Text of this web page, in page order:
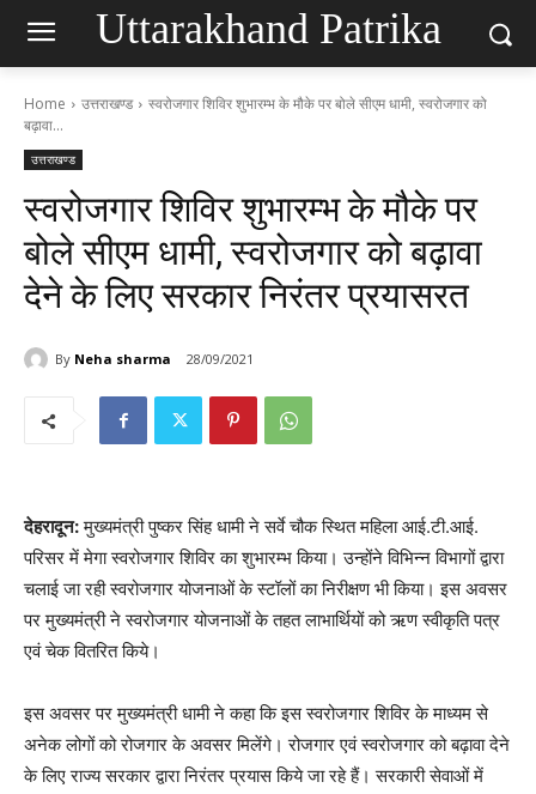
Uttarakhand Patrika
Home उत्तराखण्ड
स्वरोजगार शिविर शुभारम्भ के मौके पर बोले सीएम धामी, स्वरोजगार को
बढ़ावा...
उत्तराखण्ड
स्वरोजगार शिविर शुभारम्भ के मौके पर
बोले सीएम धामी, स्वरोजगार को बढ़ावा
देने के लिए सरकार निरंतर प्रयासरत
By Neha sharma 28/09/2021
देहरादून:मुख्यमंत्री पुष्कर सिंह धामी ने सर्वे चौक स्थित महिला आई.टी.आई.
परिसर में मेगा स्वरोजगार शिविर का शुभारम्भ किया। उन्होंने विभिन्न विभागों द्वारा
चलाई जा रही स्वरोजगार योजनाओं के स्टॉलों का निरीक्षण भी किया। इस अवसर
पर मुख्यमंत्री ने स्वरोजगार योजनाओं के तहत लाभार्थियों को ऋण स्वीकृति पत्र
एवं चेक वितरित किये।
इस अवसर पर मुख्यमंत्री धामी ने कहा कि इस स्वरोजगार शिविर के माध्यम से
अनेक लोगों को रोजगार के अवसर मिलेंगे। रोजगार एवं स्वरोजगार को बढ़ावा देने
के लिए राज्य सरकार द्वारा निरंतर प्रयास किये जा रहे हैं। सरकारी सेवाओं में